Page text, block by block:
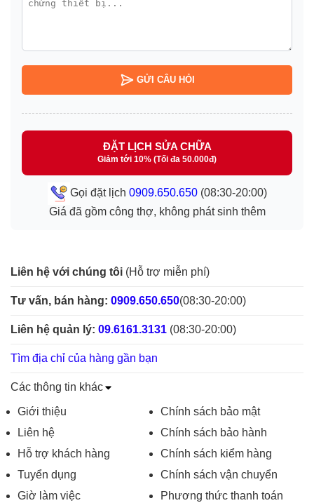
GỬI CÂU HỎI
ĐẶT LỊCH SỬA CHỮA
Giảm tới 10% (Tối đa 50.000đ)
Gọi đặt lịch 0909.650.650(08:30-20:00)
Giá đã gồm công thợ, không phát sinh thêm
Liên hệ với chúng tôi (Hỗ trợ miễn phí)
Tư vấn, bán hàng: 0909.650.650(08:30-20:00)
Liên hệ quản lý: 09.6161.3131 (08:30-20:00)
Tìm địa chỉ của hàng gần bạn
Các thông tin khác
Giới thiệu
Liên hệ
Hỗ trợ khách hàng
Tuyển dụng
Giờ làm việc
Chính sách bảo mật
Chính sách bảo hành
Chính sách kiểm hàng
Chính sách vận chuyển
Phương thức thanh toán